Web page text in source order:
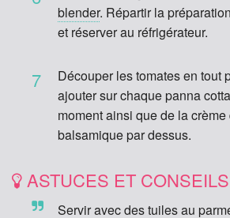
blender. Répartir la
et réserver au réfrigérateur.
7
Découper les tomates en tout
ajouter sur chaque panna
moment ainsi que de la
balsamique par dessus.
ASTUCES ET CONSEILS
Servir avec des tuiles au